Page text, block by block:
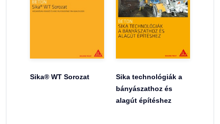
Sika® WT Sorozat
Sika technológiák a
bányászathoz és
alagút építéshez